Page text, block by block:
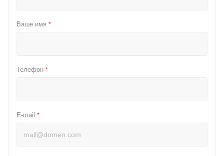
Ваше имя *
Телефон *
E-mail *